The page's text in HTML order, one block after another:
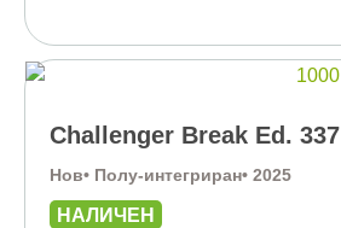
Challenger Break Ed. 337
Нов• Полу-интегриран• 2025
НАЛИЧЕН